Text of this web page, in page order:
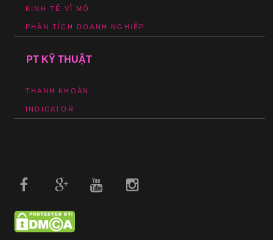
KINH TẾ VĨ MÔ
PHÂN TÍCH DOANH NGHIỆP
PT KỸ THUẬT
THANH KHOẢN
INDICATOR